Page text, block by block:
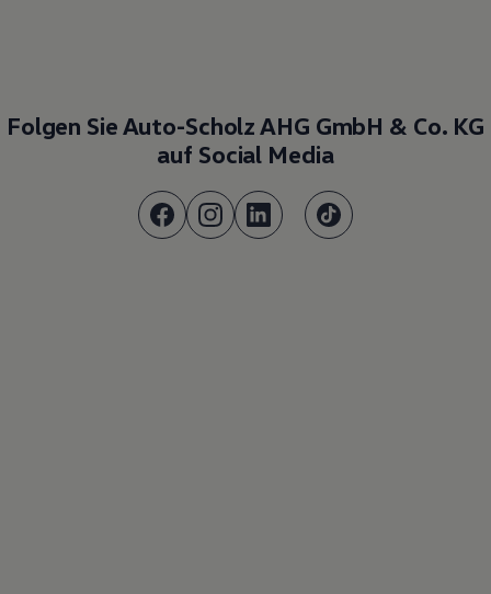
Folgen Sie Auto-Scholz AHG GmbH & Co. KG
auf Social Media